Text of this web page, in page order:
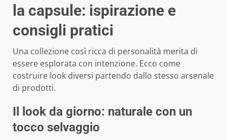
la capsule: ispirazione e
consigli pratici
Una collezione così ricca di personalità merita di
essere esplorata con intenzione. Ecco come
costruire look diversi partendo dallo stesso arsenale
di prodotti.
Il look da giorno: naturale con un
tocco selvaggio